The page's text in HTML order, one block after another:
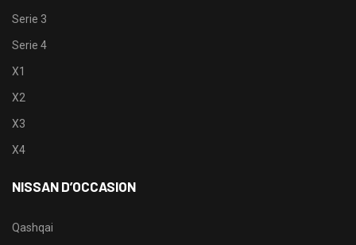
Serie 3
Serie 4
X1
X2
X3
X4
NISSAN D’OCCASION
Qashqai